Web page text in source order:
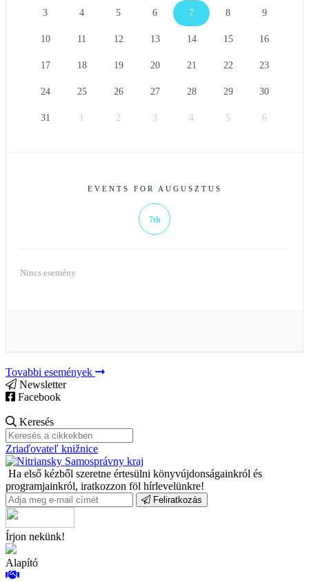
3 4 5 6 7 8 9
10 11 12 13 14 15 16
17 18 19 20 21 22 23
24 25 26 27 28 29 30
31 1 2 3 4 5 6
EVENTS FOR AUGUSZTUS
7th
Nincs esemény
Tovabbi események
Newsletter
Facebook
Keresés
Zriaďovateľ knižnice
Ha első kézből szeretne értesülni könyvújdonságainkról és
programjainkról, iratkozzon föl hírlevelünkre!
Feliratkozás
Írjon nekünk!
Alapító